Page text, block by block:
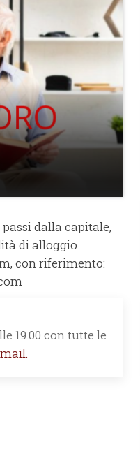
dalla capitale,
di alloggio
con riferimento:
19.00 con tutte le